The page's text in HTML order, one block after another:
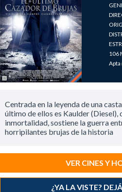
106
Apta
Centrada en la leyenda de una
último de ellos es Kaulder (Diesel),
inmortalidad, sostiene la guerra
horripilantes brujas de la historia
VER CINES Y
¿YA LA VISTE?